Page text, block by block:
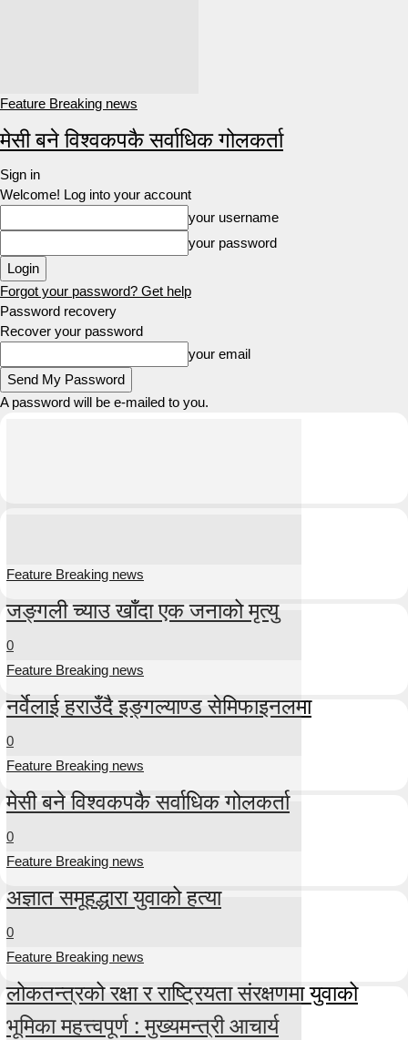
Feature Breaking news
मेसी बने विश्वकपकै सर्वाधिक गोलकर्ता
Sign in
Welcome! Log into your account
your username
your password
Forgot your password? Get help
Password recovery
Recover your password
your email
A password will be e-mailed to you.
Feature Breaking news
जङ्गली च्याउ खाँदा एक जनाको मृत्यु
0
Feature Breaking news
नर्वेलाई हराउँदै इङ्गल्याण्ड सेमिफाइनलमा
0
Feature Breaking news
मेसी बने विश्वकपकै सर्वाधिक गोलकर्ता
0
Feature Breaking news
अज्ञात समूहद्धारा युवाको हत्या
0
Feature Breaking news
लोकतन्त्रको रक्षा र राष्ट्रियता संरक्षणमा युवाको
भूमिका महत्त्वपूर्ण : मुख्यमन्त्री आचार्य